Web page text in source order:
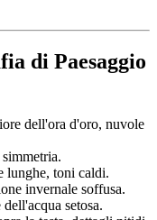
di Paesaggio
dell'ora d'oro, nuvole
lunghe, toni caldi.
invernale soffusa.
setosa.